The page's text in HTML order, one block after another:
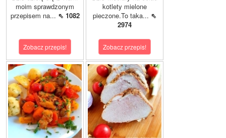
moim sprawdzonym
przepisem na... ⇖ 1082
Zobacz przepis!
kotlety mielone
pieczone.To taka... ⇖
2974
Zobacz przepis!